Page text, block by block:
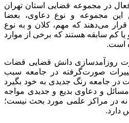
در مجموعه قضایی استان تهران
مجموعه و نوع دعاوی، بعضا
می‌دهند که مهم، کلان و به نوع
کم سابقه هستند که برخی از موارد
است.
روزآمدسازی دانش قضایی قضات
صورت‌گرفته در جامعه سبب
در جامعه رنگ جدیدی به خود بگیرد
و دعاوی بدیع و جدیدی مواجه
نه در مراکز علمی مورد بحث نیست؛
دارد.